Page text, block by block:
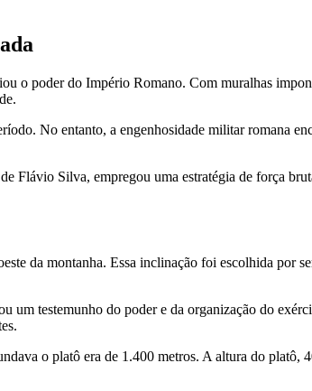
o poder do Império Romano. Com muralhas
No entanto, a engenhosidade militar romana
Flávio Silva, empregou uma estratégia de força
da montanha. Essa inclinação foi escolhida por
um testemunho do poder e da organização do
o platô era de 1.400 metros. A altura do